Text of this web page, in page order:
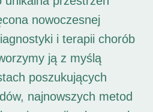
nowoczesnej
i terapii chorób
ją z myślą
poszukujących
najnowszych metod